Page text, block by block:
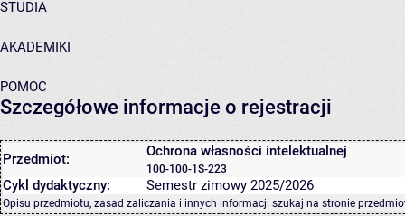
STUDIA
AKADEMIKI
POMOC
Szczegółowe informacje o rejestracji
Przedmiot: Ochrona własności intelektualnej
100-100-1S-223
Cykl dydaktyczny: Semestr zimowy 2025/2026
Opisu przedmiotu, zasad zaliczania i innych informacji szukaj na stronie